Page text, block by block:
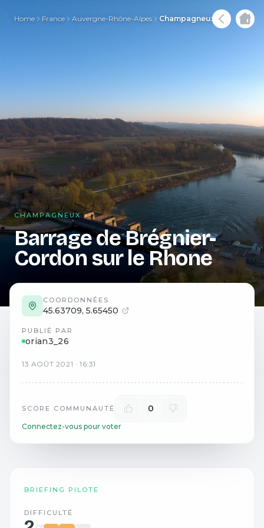
Home France Auvergne-Rhône-Alpes Champagneux
CHAMPAGNEUX
Barrage de Brégnier-
Cordon sur le Rhone
COORDONNÉES
45.63709, 5.65450
PUBLIÉ PAR
orian3_26
13 AOÛT 2021 ·16:31
SCORE COMMUNAUTÉ 0
Connectez-vous pour voter
BRIEFING PILOTE
DIFFICULTÉ